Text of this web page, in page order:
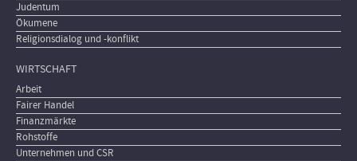
Judentum
Ökumene
Religionsdialog und -konflikt
WIRTSCHAFT
Arbeit
Fairer Handel
Finanzmärkte
Rohstoffe
Unternehmen und CSR